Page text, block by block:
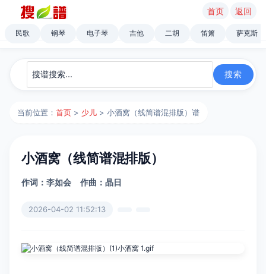
首页 返回
民歌 钢琴 电子琴 吉他 二胡 笛箫 萨克斯
当前位置：首页 > 少儿 > 小酒窝（线简谱混排版）谱
小酒窝（线简谱混排版）
作词：李如会 作曲：晶日
2026-04-02 11:52:13